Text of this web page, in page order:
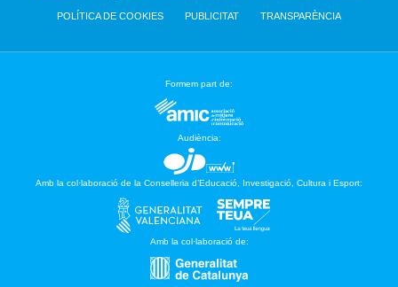
POLÍTICA DE COOKIES PUBLICITAT TRANSPARÈNCIA
Formem part de:
Audiència:
Amb la col·laboració de la Conselleria d’Educació, Investigació, Cultura i Esport:
Amb la col·laboració de: